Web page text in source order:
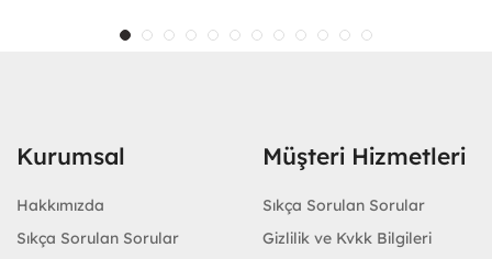
Kurumsal
Hakkımızda
Sıkça Sorulan Sorular
Müşteri Hizmetleri
Sıkça Sorulan Sorular
Gizlilik ve Kvkk Bilgileri